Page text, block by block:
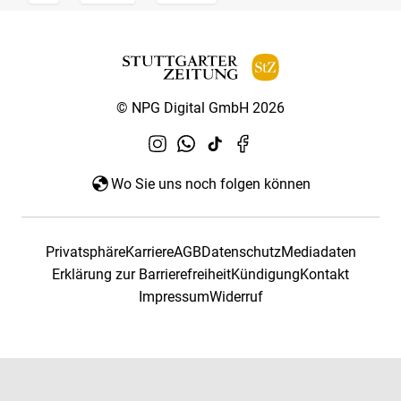
© NPG Digital GmbH 2026
Wo Sie uns noch folgen können
PrivatsphäreKarriereAGBDatenschutzMediadaten
Erklärung zur BarrierefreiheitKündigungKontakt
ImpressumWiderruf